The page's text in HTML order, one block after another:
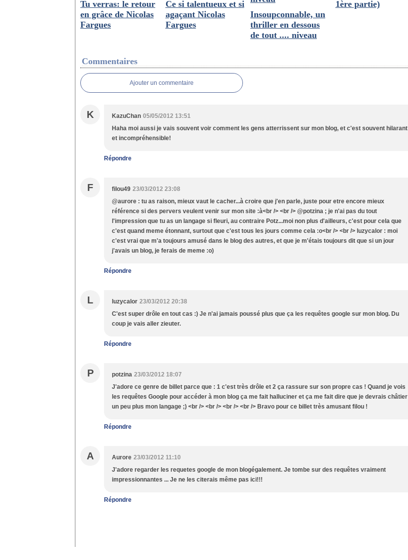
Tu verras: le retour
en grâce de Nicolas
Fargues
Ce si talentueux et si
agaçant Nicolas
Fargues
Insoupconnable, un
thriller en dessous
de tout .... niveau
1ère partie)
Commentaires
Ajouter un commentaire
K KazuChan 05/05/2012 13:51
Haha moi aussi je vais souvent voir comment les gens atterrissent sur mon blog, et c'est souvent hilarant
et incompréhensible!
Répondre
F filou49 23/03/2012 23:08
@aurore : tu as raison, mieux vaut le cacher...à croire que j'en parle, juste pour etre encore mieux
référence si des pervers veulent venir sur mon site :à<br /> <br /> @potzina ; je n'ai pas du tout
l'impression que tu as un langage si fleuri, au contraire Potz...moi non plus d'ailleurs, c'est pour cela que
c'est quand meme étonnant, surtout que c'est tous les jours comme cela :o<br /> <br /> luzycalor : moi
c'est vrai que m'a toujours amusé dans le blog des autres, et que je m'étais toujours dit que si un jour
j'avais un blog, je ferais de meme :o)
Répondre
L luzycalor 23/03/2012 20:38
C'est super drôle en tout cas :) Je n'ai jamais poussé plus que ça les requêtes google sur mon blog. Du
coup je vais aller zieuter.
Répondre
P potzina 23/03/2012 18:07
J'adore ce genre de billet parce que : 1 c'est très drôle et 2 ça rassure sur son propre cas ! Quand je vois
les requêtes Google pour accéder à mon blog ça me fait halluciner et ça me fait dire que je devrais châtier
un peu plus mon langage ;) <br /> <br /> <br /> <br /> Bravo pour ce billet très amusant filou !
Répondre
A Aurore 23/03/2012 11:10
J'adore regarder les requetes google de mon blogégalement. Je tombe sur des requêtes vraiment
impressionnantes ... Je ne les citerais même pas ici!!!
Répondre